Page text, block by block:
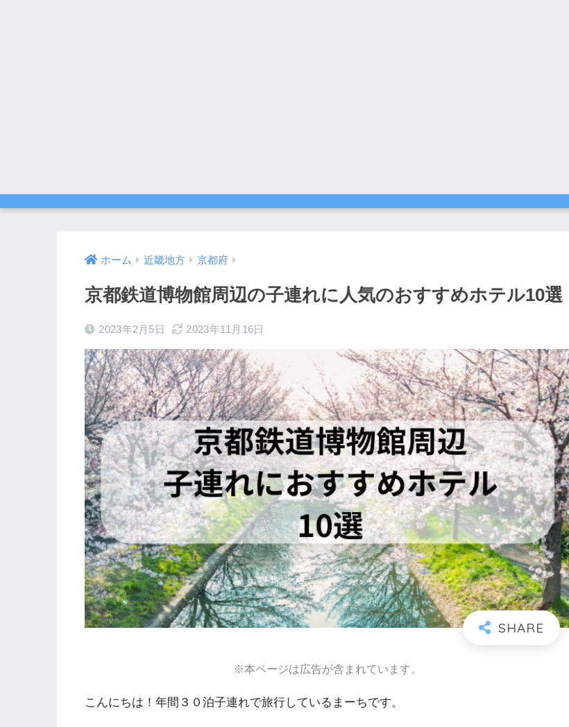
ホーム 近畿地方 京都府
京都鉄道博物館周辺の子連れに人気のおすすめホテル10選
2023年2月5日 2023年11月16日
※本ページは広告が含まれています。
こんにちは！年間３０泊子連れで旅行しているまーちです。